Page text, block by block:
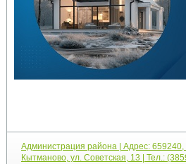
Администрация района | Адрес:
Кытманово, ул. Советская, 13 | Тел.: